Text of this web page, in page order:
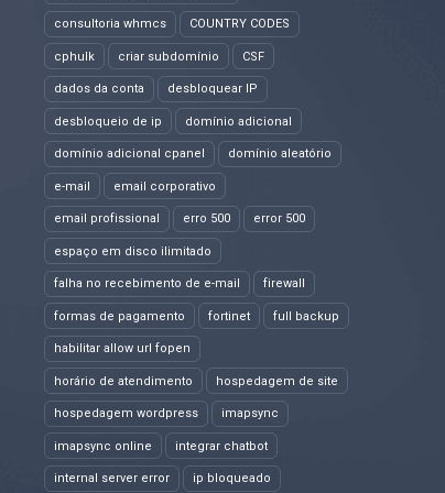
consultoria whmcs COUNTRY CODES
cphulk criar subdomínio CSF
dados da conta desbloquear IP
desbloqueio de ip domínio adicional
domínio adicional cpanel domínio aleatório
e-mail email corporativo
email profissional erro 500 error 500
espaço em disco ilimitado
falha no recebimento de e-mail firewall
formas de pagamento fortinet full backup
habilitar allow url fopen
horário de atendimento hospedagem de site
hospedagem wordpress imapsync
imapsync online integrar chatbot
internal server error ip bloqueado